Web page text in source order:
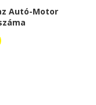
Autó-Motor